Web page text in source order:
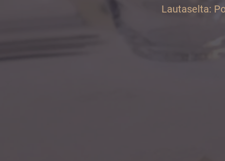
Lautaselta: